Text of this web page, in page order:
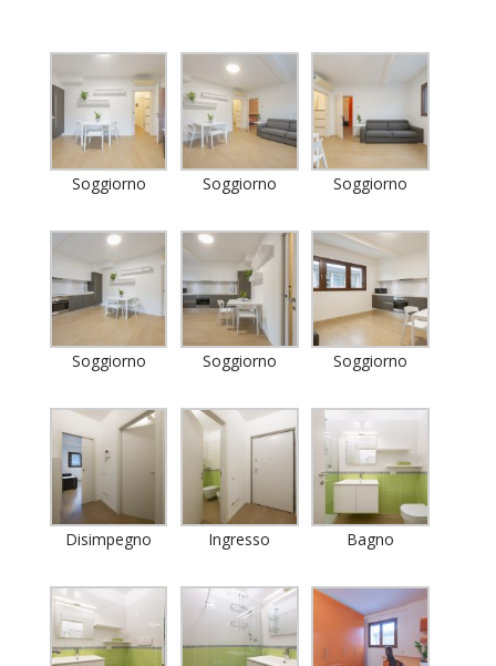
Soggiorno Soggiorno Soggiorno
Soggiorno Soggiorno Soggiorno
Disimpegno Ingresso Bagno